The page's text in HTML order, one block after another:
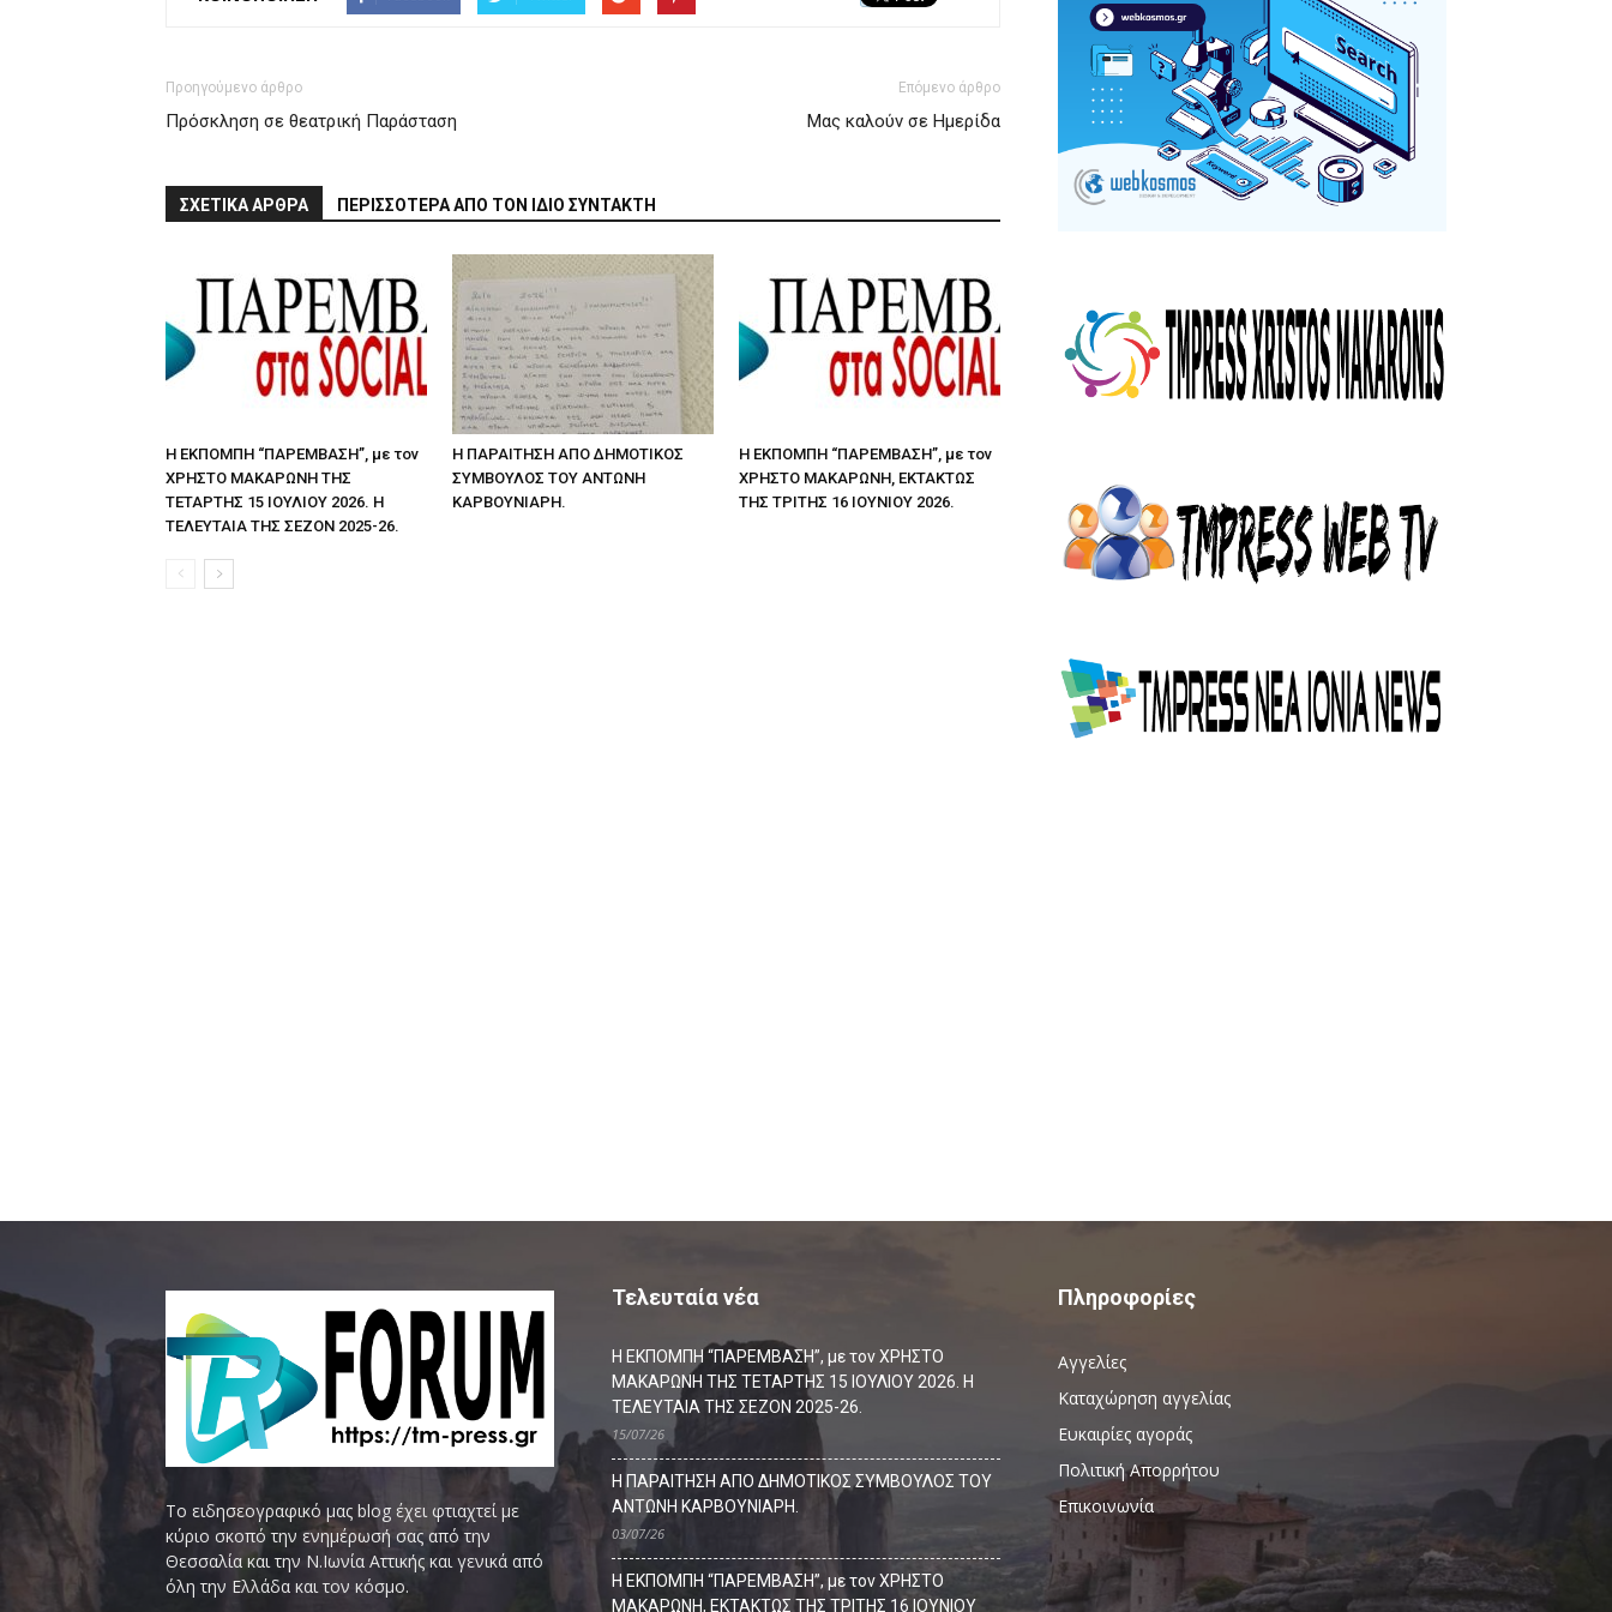
Προηγούμενο άρθρο
Πρόσκληση σε θεατρική Παράσταση
Επόμενο άρθρο
Μας καλούν σε Ημερίδα
ΣΧΕΤΙΚΑ ΑΡΘΡΑ ΠΕΡΙΣΣΟΤΕΡΑ ΑΠΟ ΤΟΝ ΙΔΙΟ ΣΥΝΤΑΚΤΗ
Η ΕΚΠΟΜΠΗ “ΠΑΡΕΜΒΑΣΗ”, με τον
ΧΡΗΣΤΟ ΜΑΚΑΡΩΝΗ ΤΗΣ
ΤΕΤΑΡΤΗΣ 15 ΙΟΥΛΙΟΥ 2026. Η
ΤΕΛΕΥΤΑΙΑ ΤΗΣ ΣΕΖΟΝ 2025-26.
Η ΠΑΡΑΙΤΗΣΗ ΑΠΟ ΔΗΜΟΤΙΚΟΣ
ΣΥΜΒΟΥΛΟΣ ΤΟΥ ΑΝΤΩΝΗ
ΚΑΡΒΟΥΝΙΑΡΗ.
Η ΕΚΠΟΜΠΗ “ΠΑΡΕΜΒΑΣΗ”, με τον
ΧΡΗΣΤΟ ΜΑΚΑΡΩΝΗ, ΕΚΤΑΚΤΩΣ
ΤΗΣ ΤΡΙΤΗΣ 16 ΙΟΥΝΙΟΥ 2026.
Το ειδησεογραφικό μας blog έχει φτιαχτεί με
κύριο σκοπό την ενημέρωσή σας από την
Θεσσαλία και την Ν.Ιωνία Αττικής και γενικά από
όλη την Ελλάδα και τον κόσμο.
Τελευταία νέα
Η ΕΚΠΟΜΠΗ “ΠΑΡΕΜΒΑΣΗ”, με τον ΧΡΗΣΤΟ
ΜΑΚΑΡΩΝΗ ΤΗΣ ΤΕΤΑΡΤΗΣ 15 ΙΟΥΛΙΟΥ 2026. Η
ΤΕΛΕΥΤΑΙΑ ΤΗΣ ΣΕΖΟΝ 2025-26.
15/07/26
Η ΠΑΡΑΙΤΗΣΗ ΑΠΟ ΔΗΜΟΤΙΚΟΣ ΣΥΜΒΟΥΛΟΣ ΤΟΥ
ΑΝΤΩΝΗ ΚΑΡΒΟΥΝΙΑΡΗ.
03/07/26
Η ΕΚΠΟΜΠΗ “ΠΑΡΕΜΒΑΣΗ”, με τον ΧΡΗΣΤΟ
ΜΑΚΑΡΩΝΗ, ΕΚΤΑΚΤΩΣ ΤΗΣ ΤΡΙΤΗΣ 16 ΙΟΥΝΙΟΥ
Πληροφορίες
Αγγελίες
Καταχώρηση αγγελίας
Ευκαιρίες αγοράς
Πολιτική Απορρήτου
Επικοινωνία